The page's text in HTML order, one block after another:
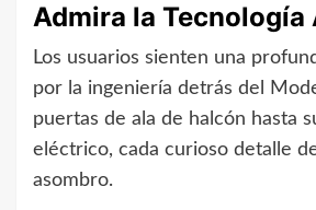
Admira la
Los usuarios sienten una
por la ingeniería detrás del
puertas de ala de halcón hasta
eléctrico, cada curioso detalle
asombro.